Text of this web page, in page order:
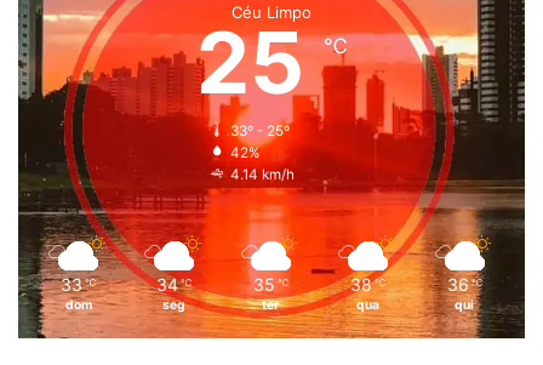
Céu Limpo
25℃
33º - 25º
42%
4.14 km/h
33 ℃
dom
34 ℃
seg
35 ℃
ter
38 ℃
qua
36 ℃
qui